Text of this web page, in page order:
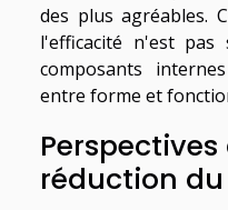
des plus agréables.
l'efficacité n'est pas
composants
entre forme et
réduction